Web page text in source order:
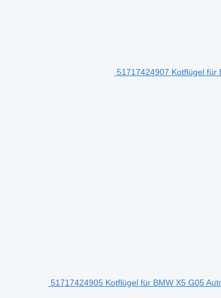
51717424907 Kotflügel für
51717424905 Kotflügel für BMW X5 G05